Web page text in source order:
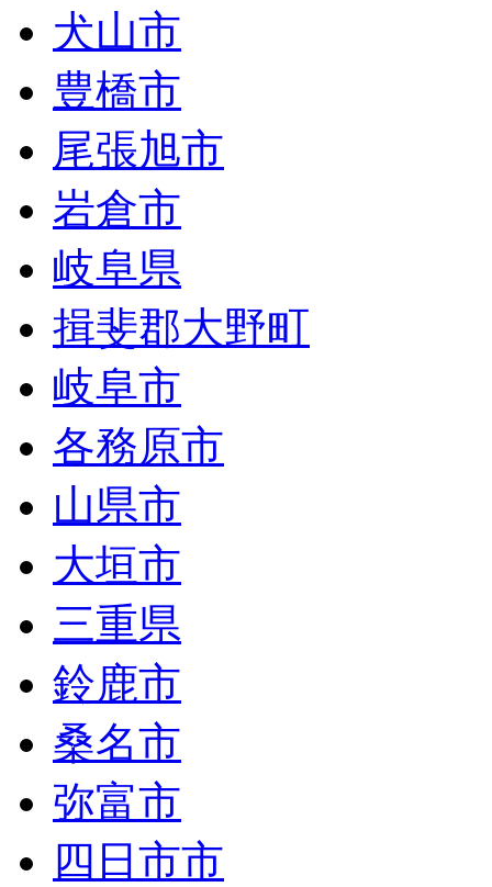
犬山市
豊橋市
尾張旭市
岩倉市
岐阜県
揖斐郡大野町
岐阜市
各務原市
山県市
大垣市
三重県
鈴鹿市
桑名市
弥富市
四日市市